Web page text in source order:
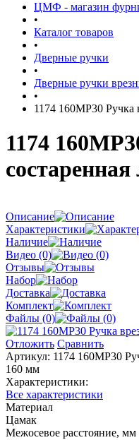
ЦМФ - магазин
•
Каталог товаров
•
Дверные ручки
•
Дверные ручки
•
1174 160MP30 Ручка
1174
Описание
Характеристики
Наличие
Видео (0)
Отзывы
Набор
Доставка
Комплект
Файлы (0)
Отложить Сравнить
Артикул: 1174 160MP30
160 мм
Характеристики:
Все характеристики
Материал
Цамак
Межосевое расстояние, мм